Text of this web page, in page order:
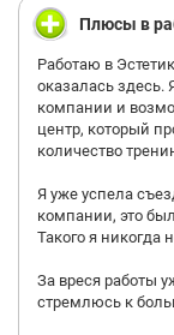
Плюсы в
Работаю в
оказалась здесь.
компании и
центр, который
количество
Я уже успела
компании, это
Такого я никогда
За вреся работы
стремлюсь к